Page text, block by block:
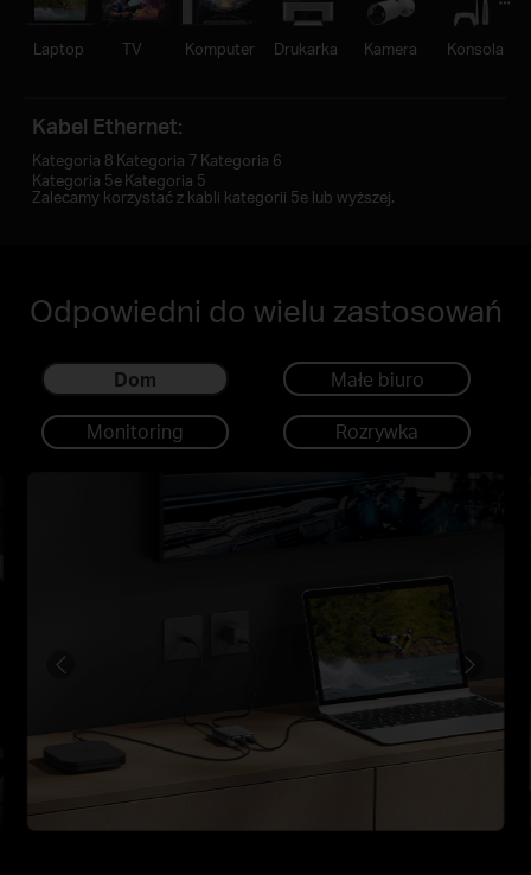
Laptop TV Komputer Drukarka Kamera Konsola
Kabel Ethernet:
Kategoria 8 Kategoria 7 Kategoria 6
Kategoria 5eKategoria 5
Zalecamy korzystać z kabli kategorii 5e lub wyższej.
Odpowiedni do wielu zastosowań
Dom Małe biuro
Monitoring Rozrywka